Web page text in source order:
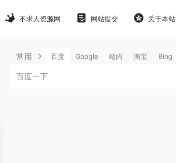
不求人资源网 网站提交 关于本站
常用 百度 Google 站内 淘宝 Bing